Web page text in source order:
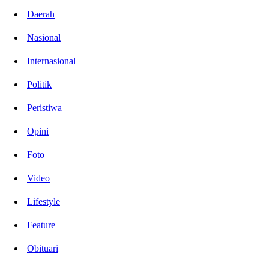
Daerah
Nasional
Internasional
Politik
Peristiwa
Opini
Foto
Video
Lifestyle
Feature
Obituari